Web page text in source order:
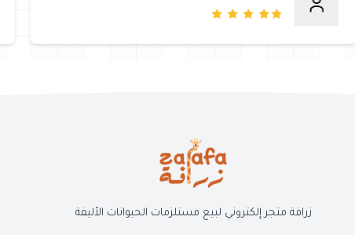
زرافة متجر إلكتروني لبيع مستلزمات الحيوانات الأليفة